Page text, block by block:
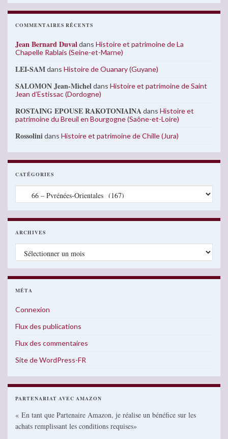
COMMENTAIRES RÉCENTS
Jean Bernard Duvaldans Histoire et patrimoine de La
Chapelle Rablais (Seine-et-Marne)
LEI-SAMdans Histoire de Ouanary (Guyane)
SALOMON Jean-Micheldans Histoire et patrimoine de Saint
Jean d’Estissac (Dordogne)
ROSTAING EPOUSE RAKOTONIAINAdans Histoire et
patrimoine du Breuil en Bourgogne (Saône-et-Loire)
Rossolinidans Histoire et patrimoine de Chille (Jura)
CATÉGORIES
Catégories
ARCHIVES
Archives
MÉTA
Connexion
Flux des publications
Flux des commentaires
Site de WordPress-FR
PARTENARIAT AVEC AMAZON
« En tant que Partenaire Amazon, je réalise un bénéfice sur les
achats remplissant les conditions requises»